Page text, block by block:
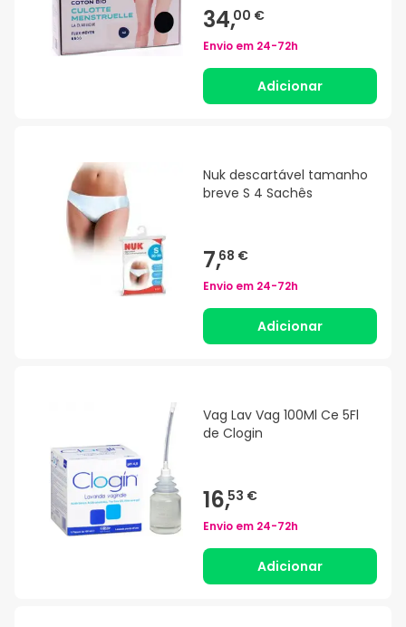
34,00 €
Envio em 24-72h
Adicionar
Nuk descartável tamanho
breve S 4 Sachês
7,68 €
Envio em 24-72h
Adicionar
Vag Lav Vag 100Ml Ce 5Fl
de Clogin
16,53 €
Envio em 24-72h
Adicionar